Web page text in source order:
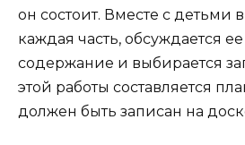
он состоит. Вместе с детьми
каждая часть, обсуждается
содержание и выбирается
этой работы составляется
должен быть записан на